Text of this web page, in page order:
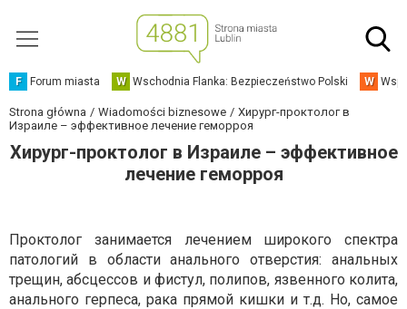
F Forum miasta W Wschodnia Flanka: Bezpieczeństwo Polski W
Strona główna Wiadomości biznesowe
Хирург-проктолог в
Израиле – эффективное лечение геморроя
Хирург-проктолог в Израиле – эффективное
лечение геморроя
Проктолог занимается лечением широкого спектра
патологий в области анального отверстия: анальных
трещин, абсцессов и фистул, полипов, язвенного колита,
анального герпеса, рака прямой кишки и т.д. Но, самое